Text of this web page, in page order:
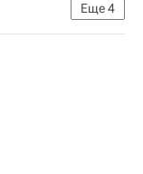
Еще4